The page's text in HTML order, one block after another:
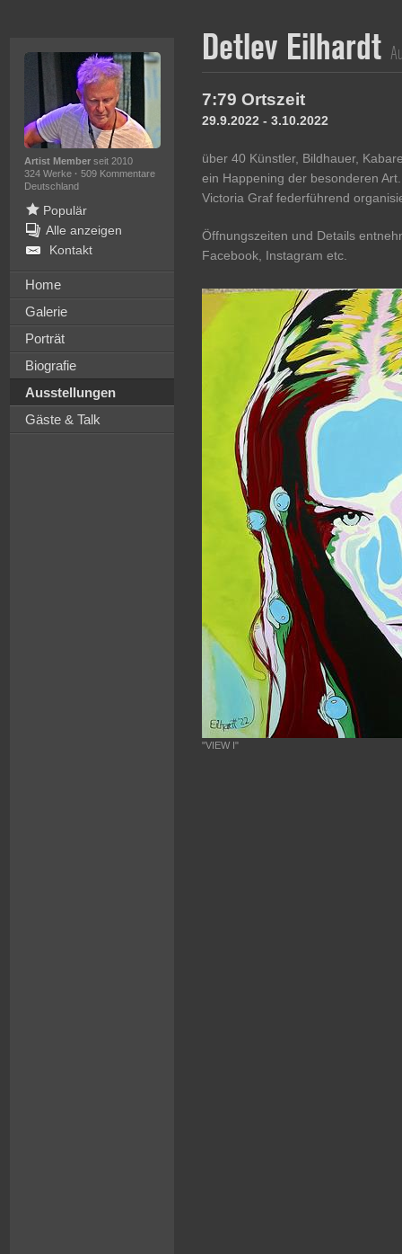
Artist Memberseit 2010
324 Werke · 509 Kommentare
Deutschland
Populär
Alle anzeigen
Kontakt
Home
Galerie
Porträt
Biografie
Ausstellungen
Gäste & Talk
Detlev Eilhardt
7:79 Ortszeit
29.9.2022 - 3.10.2022
über 40 Künstler, Bildhauer,
ein Happening der besonderen
Victoria Graf federführend
Öffnungszeiten und Details
Facebook, Instagram etc.
"VIEW I"